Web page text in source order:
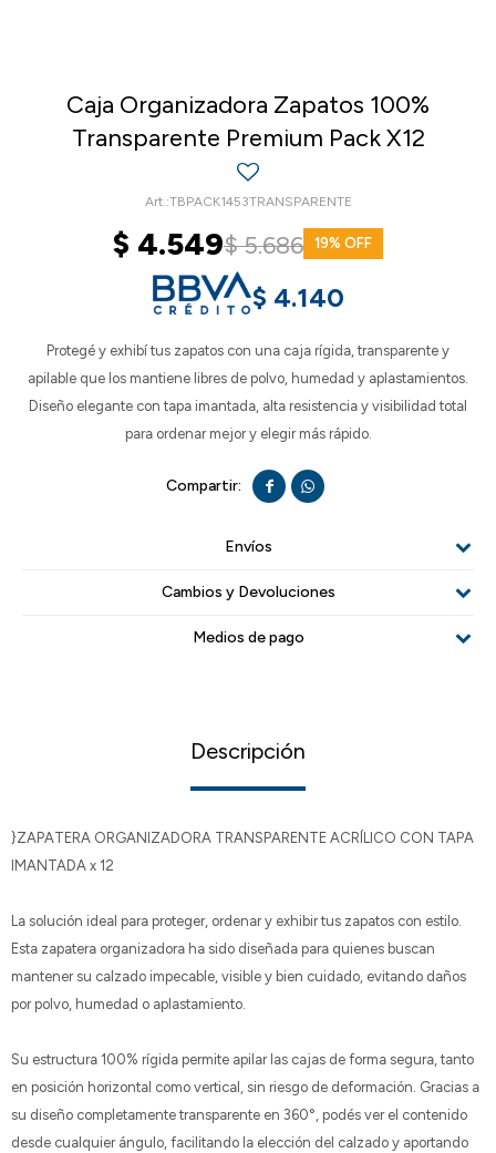
Caja Organizadora Zapatos 100%
Transparente Premium Pack X12
TBPACK1453TRANSPARENTE
$ 4.549$5.686 19
$ 4.140
Protegé y exhibí tus zapatos con una caja rígida, transparente y
apilable que los mantiene libres de polvo, humedad y aplastamientos.
Diseño elegante con tapa imantada, alta resistencia y visibilidad total
para ordenar mejor y elegir más rápido.
 
Envíos
Cambios y Devoluciones
Medios de pago
Descripción
}ZAPATERA ORGANIZADORA TRANSPARENTE ACRÍLICO CON TAPA
IMANTADA x 12
La solución ideal para proteger, ordenar y exhibir tus zapatos con estilo.
Esta zapatera organizadora ha sido diseñada para quienes buscan
mantener su calzado impecable, visible y bien cuidado, evitando daños
por polvo, humedad o aplastamiento.
Su estructura 100% rígida permite apilar las cajas de forma segura, tanto
en posición horizontal como vertical, sin riesgo de deformación. Gracias a
su diseño completamente transparente en 360°, podés ver el contenido
desde cualquier ángulo, facilitando la elección del calzado y aportando